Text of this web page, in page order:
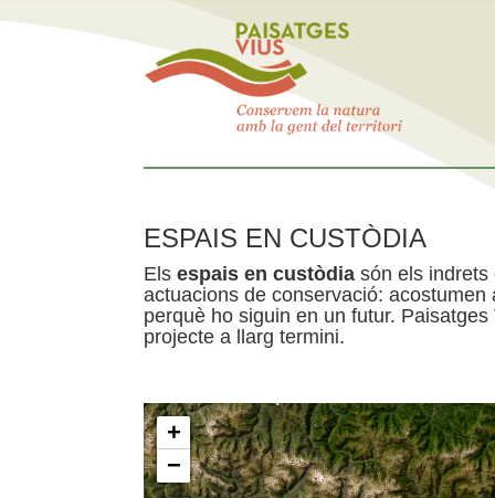
ESPAIS EN CUSTÒDIA
Els espais en custòdia són els indrets
actuacions de conservació:
perquè ho siguin en un futur.
projecte a llarg termini.
+
−